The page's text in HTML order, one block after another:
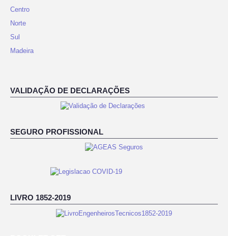
Centro
Norte
Sul
Madeira
VALIDAÇÃO DE DECLARAÇÕES
SEGURO PROFISSIONAL
LIVRO 1852-2019